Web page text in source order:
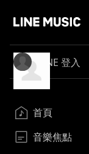
LINE 登入
首頁
音樂焦點